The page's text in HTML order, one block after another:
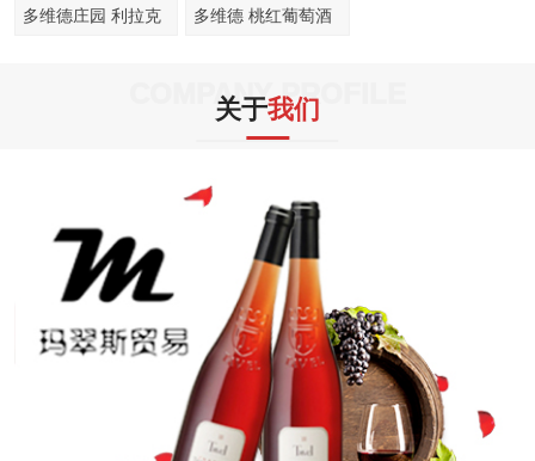
多维德庄园 利拉克
多维德 桃红葡萄酒
COMPANY PROFILE
关于我们